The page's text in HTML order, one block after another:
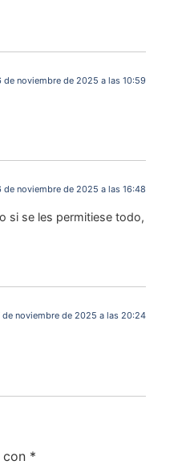
de noviembre de 2025 a las 10:59
de noviembre de 2025 a las 16:48
si se les permitiese todo,
de noviembre de 2025 a las 20:24
con *